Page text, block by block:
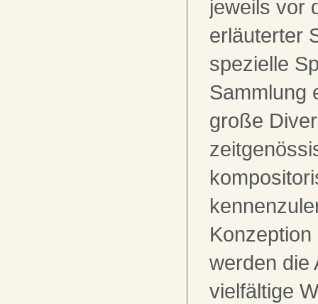
jeweils vor
erläuterter
spezielle
Sammlung
große
werden die
vielfältige